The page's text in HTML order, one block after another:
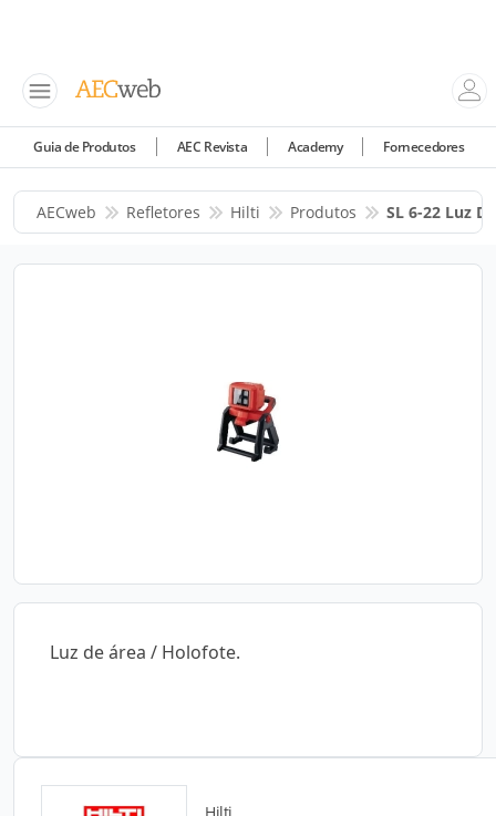
Guia de Produtos AEC Revista Academy Fornecedores
AECweb Refletores Hilti Produtos SL 6-22 Luz
Luz de área / Holofote.